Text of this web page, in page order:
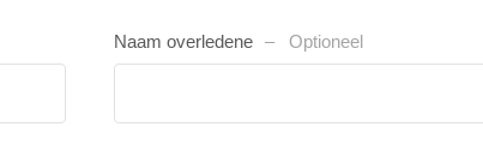
Naam overledene Optioneel